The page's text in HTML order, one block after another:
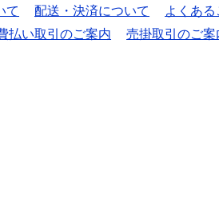
て 配送・決済について
よくある
払い取引のご案内 売掛取引のご案